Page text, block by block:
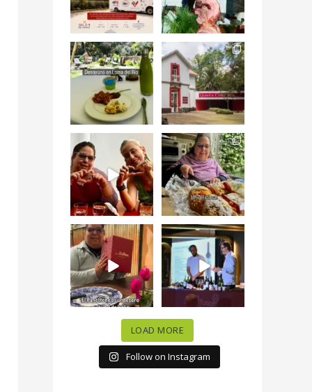
Levantarse, escuchar
el río correr y sentir
el...
19 0
Esta
#NochedeMuseos
en la
#QuintaColorada
el...
12 0
¡Qué desayuno tan
increíble en
@LasQuinceLetras!...
28 3
Me tocó rosca de
Tagers un
restaurante de
Avenida...
50 10
“En #Mallorca
Ciudad de México
celebramos la...
63 7
#SoaunFusionMexic
o una noche única
donde España y...
10 0
LOAD MORE
Follow on Instagram